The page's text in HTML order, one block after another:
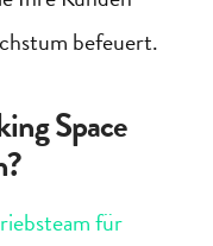
befeuert.
Space
für